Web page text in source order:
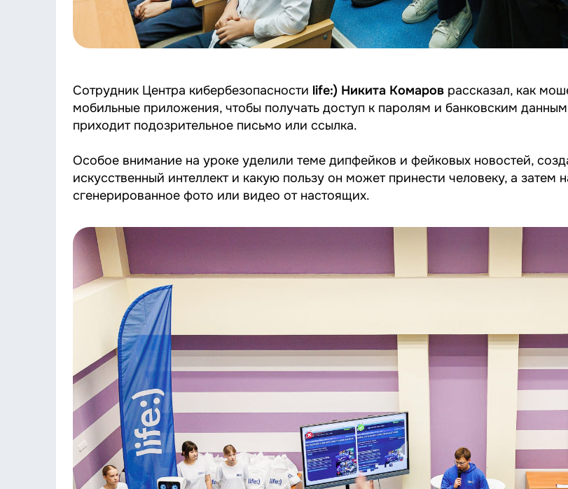
Сотрудник Центра кибербезопасности life:) Никита Комаров рассказал, как
мобильные приложения, чтобы получать доступ к паролям и банковским
приходит подозрительное письмо или ссылка.
Особое внимание на уроке уделили теме дипфейков и фейковых новостей,
искусственный интеллект и какую пользу он может принести человеку, а затем
сгенерированное фото или видео от настоящих.